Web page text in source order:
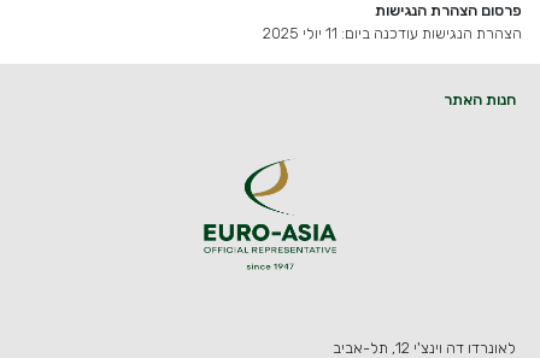
פרסום הצהרת הנגישות
הצהרת הנגישות עודכנה ביום: 11 יולי 2025
חנות האתר
לאונרדו דה וינצ'י 12, תל-אביב